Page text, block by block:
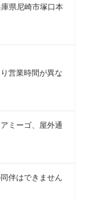
県尼崎市塚口本
営業時間が異な
ミーゴ、屋外通
伴はできません